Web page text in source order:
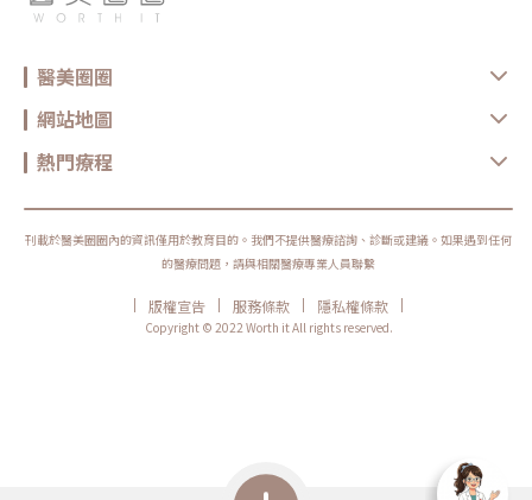
醫美圈圈
網站地圖
熱門療程
刊載於醫美圈圈內的資訊僅用於教育目的。我們不提供醫療諮詢、診斷或建議。如果遇到任何
的醫療問題，請與相關醫療專業人員聯繫
| 版權宣告 | 服務條款 | 隱私權條款
|
Copyright © 2022 Worth it All rights reserved.